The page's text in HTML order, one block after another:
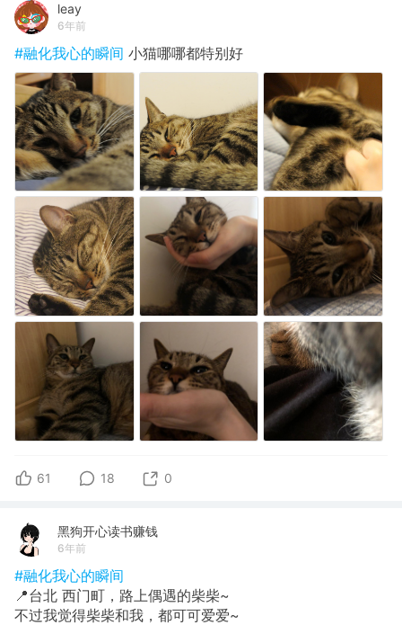
leay
6年前
#融化我心的瞬间 小猫哪哪都特别好
61 18 0
黑狗开心读书赚钱
6年前
#融化我心的瞬间
📍台北 西门町，路上偶遇的柴柴~
不过我觉得柴柴和我，都可可爱爱~